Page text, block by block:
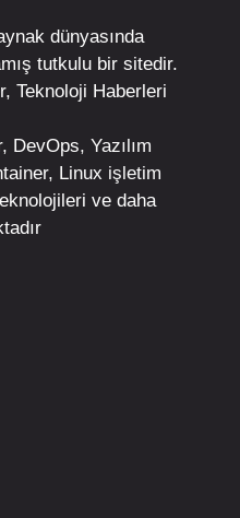
dünyasında
tutkulu bir sitedir.
Teknoloji Haberleri
DevOps, Yazılım
, Linux işletim
ve daha